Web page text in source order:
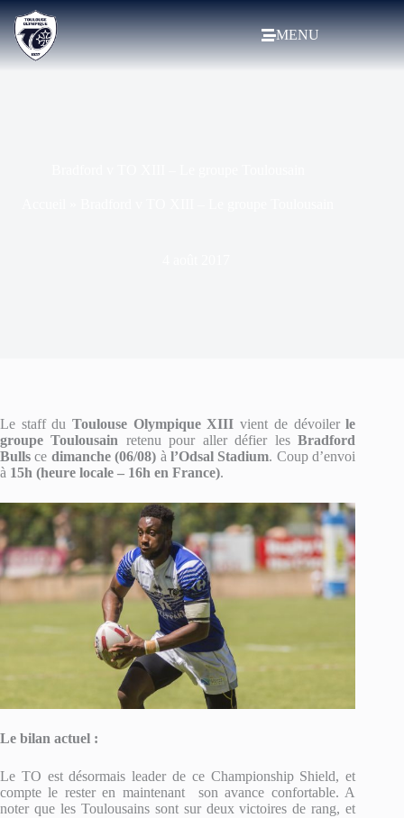
MENU
Le staff duToulouse Olympique XIII vient de dévoilerle
groupe Toulousain retenu pour aller défier lesBradford
Bulls ce dimanche (06/08) àl’Odsal Stadium. Coup d’envoi
à 15h (heure locale – 16h en France).
Le bilan actuel :
Le TO est désormais leader de ce Championship Shield, et
compte le rester en maintenant son avance confortable. A
noter que les Toulousains sont sur deux victoires de rang, et